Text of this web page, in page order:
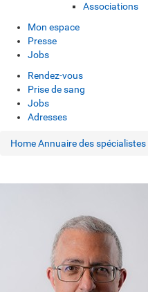
Associations
Mon espace
Presse
Jobs
Rendez-vous
Prise de sang
Jobs
Adresses
HomeAnnuaire des spécialistes